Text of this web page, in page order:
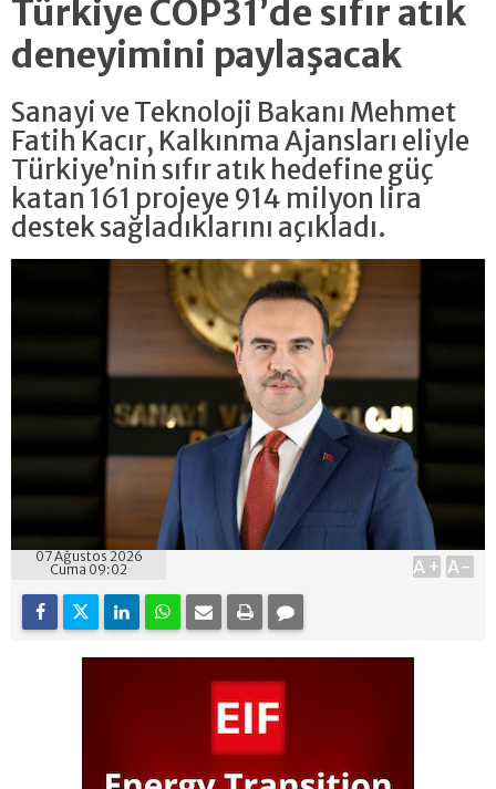
Türkiye COP31’de sıfır atık
deneyimini paylaşacak
Sanayi ve Teknoloji Bakanı Mehmet
Fatih Kacır, Kalkınma Ajansları eliyle
Türkiye’nin sıfır atık hedefine güç
katan 161 projeye 914 milyon lira
destek sağladıklarını açıkladı.
07 Ağustos 2026
Cuma 09:02
A+ A-